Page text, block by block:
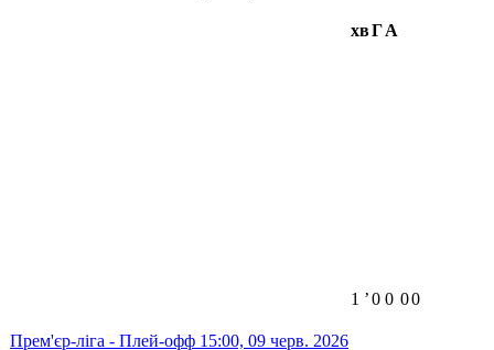
хвГА
Прем'єр-ліга - Плей-офф 15:00, 09 черв. 2026
1 ʼ0 0 00